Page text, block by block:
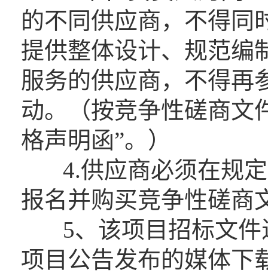
的不同供应商，不得同
提供整体设计、规范编
服务的供应商，不得再
动。（按竞争性磋商文
格声明函”。）
4.供应商必须在规定
报名并购买竞争性磋商
5、该项目招标文件
项目公告发布的媒体下